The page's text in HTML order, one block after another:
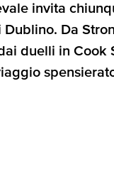
invita
Da
duelli in Cook